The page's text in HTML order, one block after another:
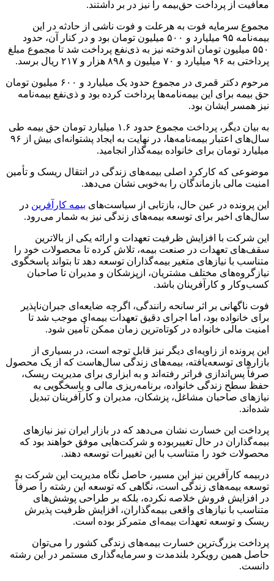
معافیت از پرداخت حق‌بیمه را نیز در بر داشتند.
مجموع سرمایه فوت به هرعلت و فوت ناشی از حادثه در این
بیمه‌نامه ۹۵ میلیارد و ۵۰۰ میلیون تومان بود و در کنار آن، حدود
۵۵۰ میلیون تومان اندوخته نیز به ذی‌نفع پرداخت شد تا مجموع مبلغ
پرداختی به ۹۶ میلیارد و ۷۰ میلیون و ۸۹۸ هزار و ۲۱۷ ریال برسد.
مرحوم دکتر قمری در مجموع حدود یک میلیارد و ۶۰۰ میلیون تومان
حق ‌بیمه برای این بیمه‌نامه‌ها پرداخت کرده بود و ذی‌نفع بیمه‌نامه
نیز همسر ایشان بود.
به بیان دیگر، پرداخت مجموع حدود ۱.۶ میلیارد تومان حق‌ بیمه طی
سال‌های اعتبار بیمه‌نامه‌ها، در نهایت به ایجاد پشتوانه‌ای بیش از ۹۶
میلیارد تومان برای خانواده بیمه‌گذار انجامید.
موضوعی که کارکرد اصلی بیمه‌های زندگی در انتقال ریسک و تأمین
امنیت مالی بازماندگان را به‌خوبی نشان می‌دهد.
این پرونده در عین حال، بازتابی از سیاست‌های بیمه کارآفرین در
سال‌های اخیر برای توسعه بیمه‌های زندگی نیز به شمار می‌رود.
این شرکت با افزایش ظرفیت تعهدات و ارائه یکی از بالاترین
سقف‌های تعهدات در صنعت بیمه، تلاش کرده تا محصولات خود را
متناسب با نیازهای متغیر بیمه‌گذاران توسعه دهد تا بتواند پاسخگوی
نیازگروه‌های مختلف مشتریان، ازپزشکان و مدیران تا صاحبان
کسب‌وکار و کارآفرینان باشد.
فوت ناگهانی بر اثر سانحه رانندگی، اگرچه ضایعه‌ای جبران‌ناپذیر
برای خانواده بود، اما اجرای دقیق تعهدات بیمه‌ای موجب شد تا
امنیت مالی خانواده در کوتاه‌ترین زمان ممکن تأمین شود.
این پرونده از زاویه‌ای دیگر نیز قابل توجه است، در بسیاری از
بازارهای توسعه‌یافته، بیمه‌های زندگی سال‌هاست که از یک محصول
صرفاً پس‌اندازی فراتر رفته‌اند و به ابزاری برای مدیریت ریسک،
حفظ سطح زندگی خانواده، برنامه‌ریزی مالی و پاسخگویی به
نیازهای صاحبان مشاغل، پزشکان، مدیران و کارآفرینان تبدیل
شده‌اند.
پرداخت این خسارت نشان می‌دهد که در بازار ایران نیز نیازهای
بیمه‌گذاران در حال تغییربوده و شرکت‌هایی موفق خواهند بود که
محصولات خود را متناسب با این تغییرات توسعه دهند.
دربیمه کارآفرین نیز این مسیر، حاصل نگاه مدیریت این شرکت به
توسعه بیمه‌های زندگی است، نگاهی که توسعه این رشته را صرفاً
در افزایش فروش خلاصه نکرده، بلکه بر طراحی پوشش‌های
متناسب با نیازهای واقعی بیمه‌گذاران، افزایش ظرفیت پذیرش
ریسک و توسعه تعهدات بیمه‌ای متمرکز بوده است.
پرداخت بزرگ‌ترین خسارت بیمه‌های زندگی کشور را می‌توان
حاصل همین رویکرد بلندمدت و سرمایه‌گذاری مستمر در این رشته
دانست.